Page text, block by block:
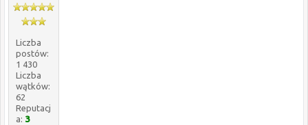
Liczba
postów:
1 430
Liczba
wątków:
62
Reputacj
a: 3